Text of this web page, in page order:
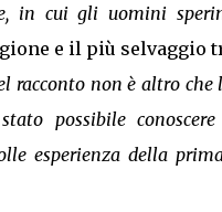
in cui gli uomini
e il più selvaggio
racconto non è altro
possibile conoscere
esperienza della